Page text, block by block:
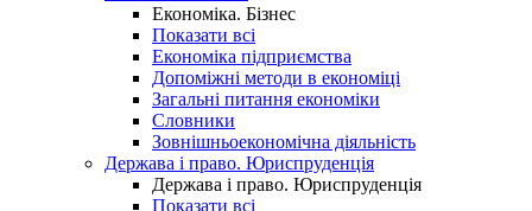
Економіка. Бізнес
Показати всі
Економіка підприємства
Допоміжні методи в економіці
Загальні питання економіки
Словники
Зовнішньоекономічна діяльність
Держава і право. Юриспруденція
Держава і право. Юриспруденція
Показати всі